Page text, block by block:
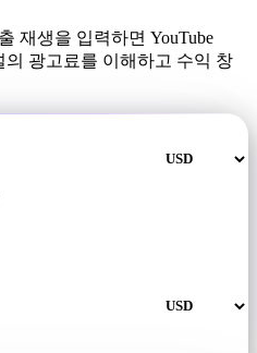
재생을 입력하면 YouTube
광고료를 이해하고 수익 창